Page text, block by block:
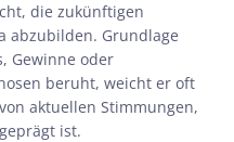
die zukünftigen
abzubilden. Grundlage
Gewinne oder
beruht, weicht er oft
aktuellen Stimmungen,
ist.